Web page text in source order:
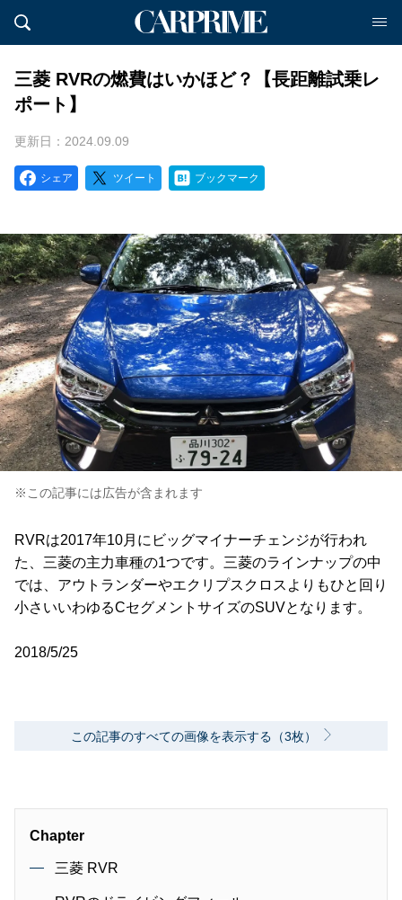
三菱 RVRの燃費はいかほど？【長距離試乗レ
ポート】
更新日：2024.09.09
シェア ツイート ブックマーク
※この記事には広告が含まれます
RVRは2017年10月にビッグマイナーチェンジが行われ
た、三菱の主力車種の1つです。三菱のラインナップの中
では、アウトランダーやエクリプスクロスよりもひと回り
小さいいわゆるCセグメントサイズのSUVとなります。
2018/5/25
この記事のすべての画像を表示する（3枚）
Chapter
三菱 RVR